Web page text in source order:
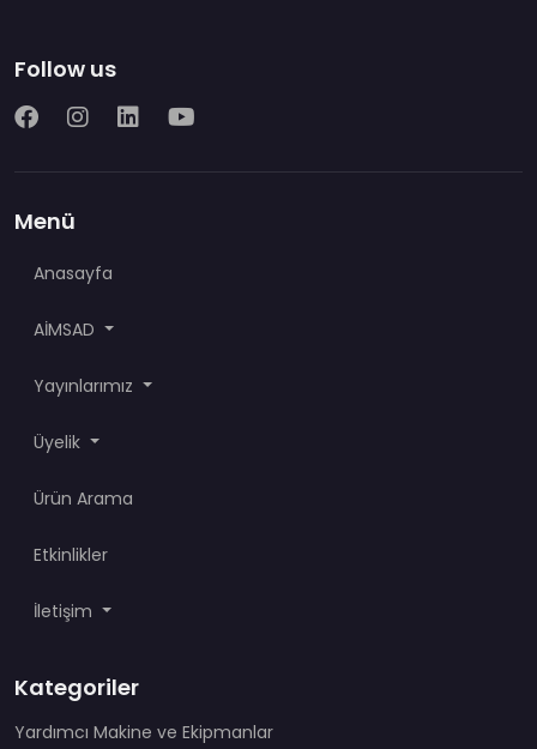
Follow us
Menü
Anasayfa
AİMSAD
Yayınlarımız
Üyelik
Ürün Arama
Etkinlikler
İletişim
Kategoriler
Yardımcı Makine ve Ekipmanlar